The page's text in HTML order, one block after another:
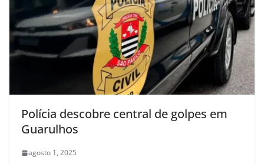
Polícia descobre central de golpes em
Guarulhos
agosto 1, 2025